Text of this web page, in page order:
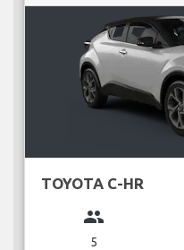
TOYOTA C-HR
group
5